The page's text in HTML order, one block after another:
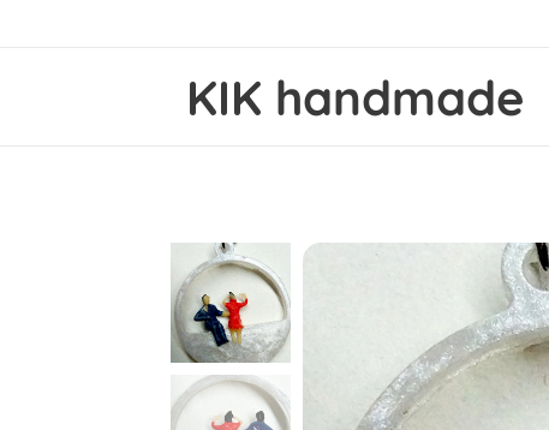
KIK handmade